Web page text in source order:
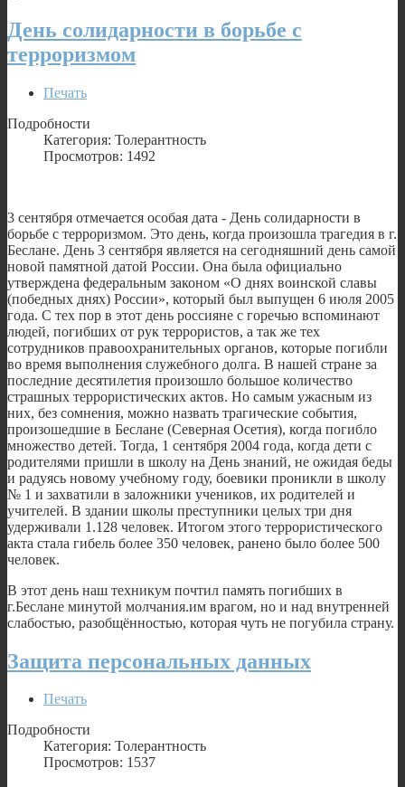
День солидарности в борьбе с
терроризмом
Печать
Подробности
Категория: Толерантность
Просмотров: 1492
3 сентября отмечается особая дата - День солидарности в
борьбе с терроризмом. Это день, когда произошла трагедия в г.
Беслане. День 3 сентября является на сегодняшний день самой
новой памятной датой России. Она была официально
утверждена федеральным законом «О днях воинской славы
(победных днях) России», который был выпущен 6 июля 2005
года. С тех пор в этот день россияне с горечью вспоминают
людей, погибших от рук террористов, а так же тех
сотрудников правоохранительных органов, которые погибли
во время выполнения служебного долга. В нашей стране за
последние десятилетия произошло большое количество
страшных террористических актов. Но самым ужасным из
них, без сомнения, можно назвать трагические события,
произошедшие в Беслане (Северная Осетия), когда погибло
множество детей. Тогда, 1 сентября 2004 года, когда дети с
родителями пришли в школу на День знаний, не ожидая беды
и радуясь новому учебному году, боевики проникли в школу
№ 1 и захватили в заложники учеников, их родителей и
учителей. В здании школы преступники целых три дня
удерживали 1.128 человек. Итогом этого террористического
акта стала гибель более 350 человек, ранено было более 500
человек.
В этот день наш техникум почтил память погибших в
г.Беслане минутой молчания.им врагом, но и над внутренней
слабостью, разобщённостью, которая чуть не погубила страну.
Защита персональных данных
Печать
Подробности
Категория: Толерантность
Просмотров: 1537